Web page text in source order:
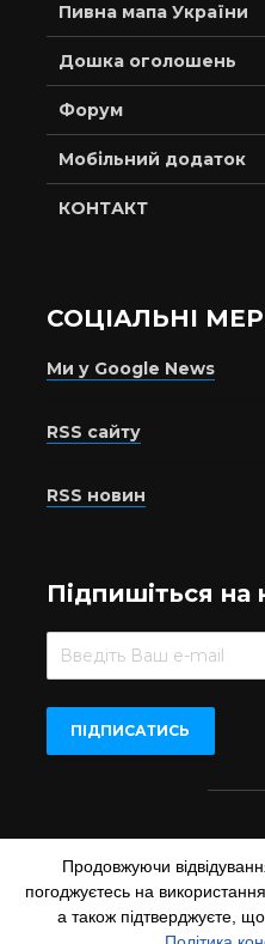
Пивна мапа України
Дошка оголошень
Форум
Мобільний додаток
КОНТАКТ
СОЦІАЛЬНІ
Ми у Google News
RSS сайту
RSS новин
Підпишіться на
Beer.UA
При копіюванні
відкрите для пошукових
Продовжуючи
погоджуєтесь на
а також підтверджуєте,